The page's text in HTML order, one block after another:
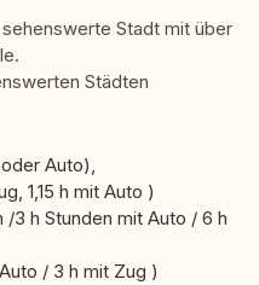
Stadt mit über
Städten
Auto),
1,15 h mit Auto )
3 h Stunden mit Auto / 6 h
/ 3 h mit Zug )